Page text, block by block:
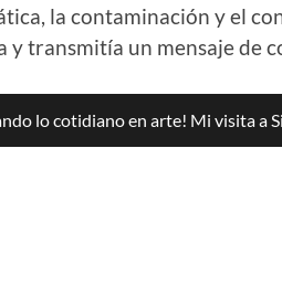
la contaminación y el
transmitía un mensaje de
lo cotidiano en arte! Mi visita a